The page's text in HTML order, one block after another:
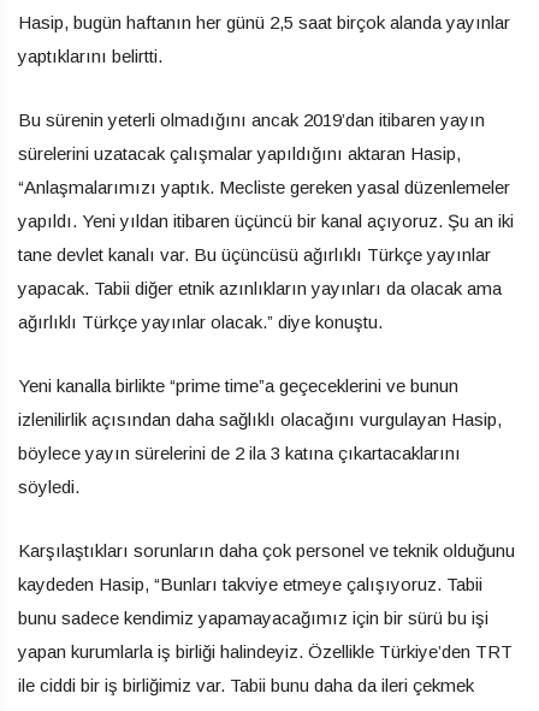
Hasip, bugün haftanın her günü 2,5 saat birçok alanda yayınlar
yaptıklarını belirtti.
Bu sürenin yeterli olmadığını ancak 2019’dan itibaren yayın
sürelerini uzatacak çalışmalar yapıldığını aktaran Hasip,
“Anlaşmalarımızı yaptık. Mecliste gereken yasal düzenlemeler
yapıldı. Yeni yıldan itibaren üçüncü bir kanal açıyoruz. Şu an iki
tane devlet kanalı var. Bu üçüncüsü ağırlıklı Türkçe yayınlar
yapacak. Tabii diğer etnik azınlıkların yayınları da olacak ama
ağırlıklı Türkçe yayınlar olacak.” diye konuştu.
Yeni kanalla birlikte “prime time”a geçeceklerini ve bunun
izlenilirlik açısından daha sağlıklı olacağını vurgulayan Hasip,
böylece yayın sürelerini de 2 ila 3 katına çıkartacaklarını
söyledi.
Karşılaştıkları sorunların daha çok personel ve teknik olduğunu
kaydeden Hasip, “Bunları takviye etmeye çalışıyoruz. Tabii
bunu sadece kendimiz yapamayacağımız için bir sürü bu işi
yapan kurumlarla iş birliği halindeyiz. Özellikle Türkiye’den TRT
ile ciddi bir iş birliğimiz var. Tabii bunu daha da ileri çekmek